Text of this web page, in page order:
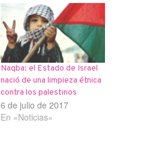
Naqba: el Estado de Israel
nació de una limpieza étnica
contra los palestinos
6 de julio de 2017
En «Noticias»